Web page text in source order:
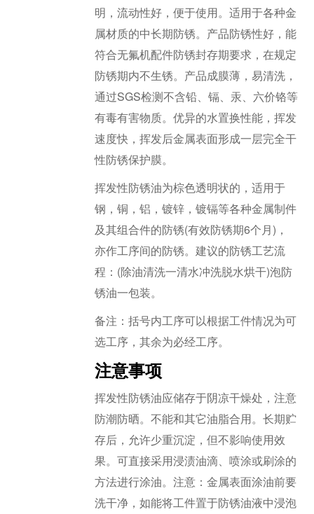
明，流动性好，便于使用。适用于各种金
属材质的中长期防锈。产品防锈性好，能
符合无氟机配件防锈封存期要求，在规定
防锈期内不生锈。产品成膜薄，易清洗，
通过SGS检测不含铅、镉、汞、六价铬等
有毒有害物质。优异的水置换性能，挥发
速度快，挥发后金属表面形成一层完全干
性防锈保护膜。
挥发性防锈油为棕色透明状的，适用于
钢，铜，铝，镀锌，镀镉等各种金属制件
及其组合件的防锈(有效防锈期6个月)，
亦作工序间的防锈。建议的防锈工艺流
程：(除油清洗一清水冲洗脱水烘干)泡防
锈油一包装。
备注：括号内工序可以根据工件情况为可
选工序，其余为必经工序。
注意事项
挥发性防锈油应储存于阴凉干燥处，注意
防潮防晒。不能和其它油脂合用。长期贮
存后，允许少重沉淀，但不影响使用效
果。可直接采用浸渍油滴、喷涂或刷涂的
方法进行涂油。注意：金属表面涂油前要
洗干净，如能将工件置于防锈油液中浸泡